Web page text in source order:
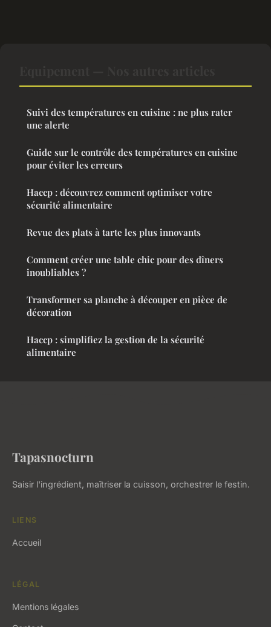
Suivi des températures en cuisine : ne plus rater
une alerte
Guide sur le contrôle des températures en cuisine
pour éviter les erreurs
Haccp : découvrez comment optimiser votre
sécurité alimentaire
Revue des plats à tarte les plus innovants
Comment créer une table chic pour des dîners
inoubliables ?
Transformer sa planche à découper en pièce de
décoration
Haccp : simplifiez la gestion de la sécurité
alimentaire
Tapasnocturn
Saisir l'ingrédient, maîtriser la cuisson, orchestrer le festin.
LIENS
Accueil
LÉGAL
Mentions légales